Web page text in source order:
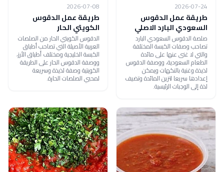
2026-07-24
طريقة عمل الدقوس
السعودي البارد الاصلي
صلصة الدقوس السعودي البارد
تصاحب وصفات الكبسة المختلفة
والتي لا غنى عنها على مائدة
الطعام السعودية، ووصفة الدقوس
لذيذة وغنية بالنكهات ويمكن
إعدادها سريعا لتزين المائدة وتضيف
لذة إلى الوجبات الرئيسية.
2026-07-08
طريقة عمل الدقوس
الكويتي الحار
الدقوس الكويتي الحار من الصلصات
العربية الأصيلة التي تصاحب أطباق
الكبسة الخليجية ومختلف أطباق الأرز،
ووصفة الدقوس الحار على الطريقة
الكويتية وصفة لذيذة وسريعة
لمحبي الصلصات الحارة.